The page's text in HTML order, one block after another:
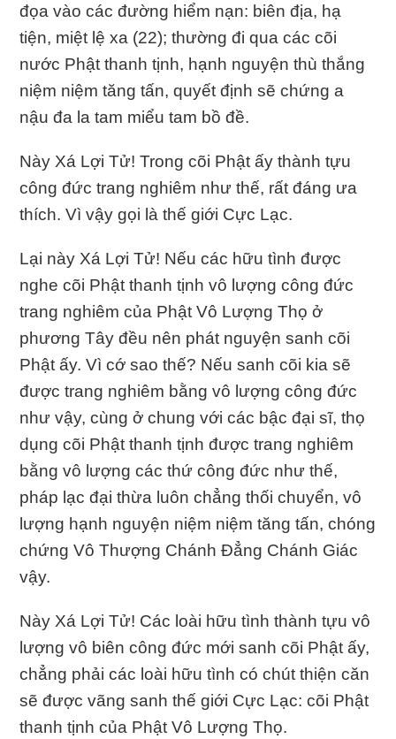
đọa vào các đường hiểm nạn: biên địa, hạ
tiện, miệt lệ xa (22); thường đi qua các cõi
nước Phật thanh tịnh, hạnh nguyện thù thắng
niệm niệm tăng tấn, quyết định sẽ chứng a
nậu đa la tam miểu tam bồ đề.
Này Xá Lợi Tử! Trong cõi Phật ấy thành tựu
công đức trang nghiêm như thế, rất đáng ưa
thích. Vì vậy gọi là thế giới Cực Lạc.
Lại này Xá Lợi Tử! Nếu các hữu tình được
nghe cõi Phật thanh tịnh vô lượng công đức
trang nghiêm của Phật Vô Lượng Thọ ở
phương Tây đều nên phát nguyện sanh cõi
Phật ấy. Vì cớ sao thế? Nếu sanh cõi kia sẽ
được trang nghiêm bằng vô lượng công đức
như vậy, cùng ở chung với các bậc đại sĩ, thọ
dụng cõi Phật thanh tịnh được trang nghiêm
bằng vô lượng các thứ công đức như thế,
pháp lạc đại thừa luôn chẳng thối chuyển, vô
lượng hạnh nguyện niệm niệm tăng tấn, chóng
chứng Vô Thượng Chánh Ðẳng Chánh Giác
vậy.
Này Xá Lợi Tử! Các loài hữu tình thành tựu vô
lượng vô biên công đức mới sanh cõi Phật ấy,
chẳng phải các loài hữu tình có chút thiện căn
sẽ được vãng sanh thế giới Cực Lạc: cõi Phật
thanh tịnh của Phật Vô Lượng Thọ.